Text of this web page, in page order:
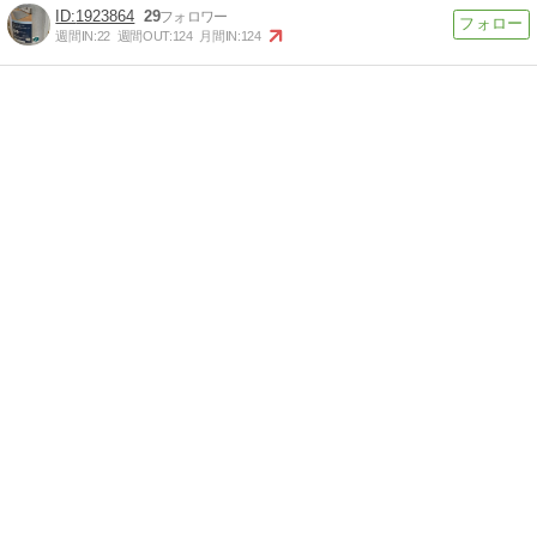
1923864 29
週間IN:22 週間OUT:124 月間IN:124